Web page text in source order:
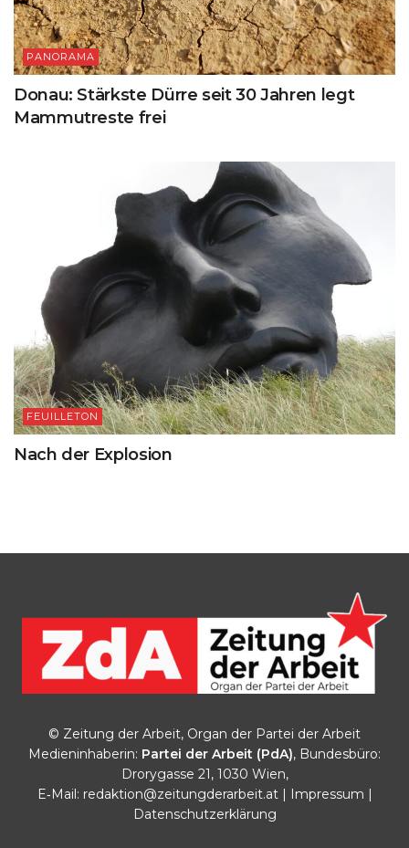
PANORAMA
Donau: Stärkste Dürre seit 30 Jahren legt
Mammutreste frei
FEUILLETON
Nach der Explosion
© Zeitung der Arbeit, Organ der Partei der Arbeit
Medieninhaberin: Partei der Arbeit (PdA), Bundesbüro:
Drorygasse 21, 1030 Wien,
E‑Mail: redaktion@zeitungderarbeit.at| Impressum |
Datenschutzerklärung